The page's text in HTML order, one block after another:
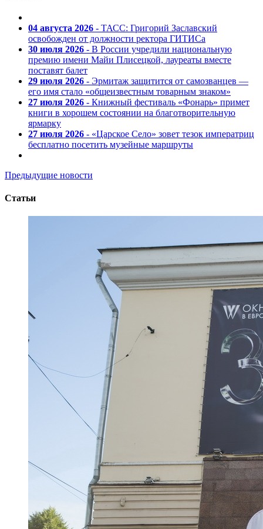
04 августа 2026 - ТАСС: Григорий Заславский
освобожден от должности ректора ГИТИСа
30 июля 2026 - В России учредили национальную
премию имени Майи Плисецкой, лауреаты вместе
поставят балет
29 июля 2026 - Эрмитаж защитится от самозванцев —
его имя стало «общеизвестным товарным знаком»
27 июля 2026 - Книжный фестиваль «Фонарь» примет
книги в хорошем состоянии на благотворительную
ярмарку
27 июля 2026 - «Царское Село» зовет тезок императриц
бесплатно посетить музейные маршруты
Предыдущие новости
Статьи